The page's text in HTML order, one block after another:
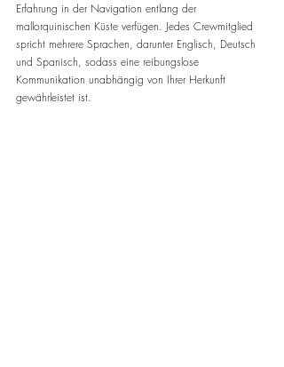
Erfahrung in der Navigation entlang der
mallorquinischen Küste verfügen. Jedes Crewmitglied
spricht mehrere Sprachen, darunter Englisch, Deutsch
und Spanisch, sodass eine reibungslose
Kommunikation unabhängig von Ihrer Herkunft
gewährleistet ist.